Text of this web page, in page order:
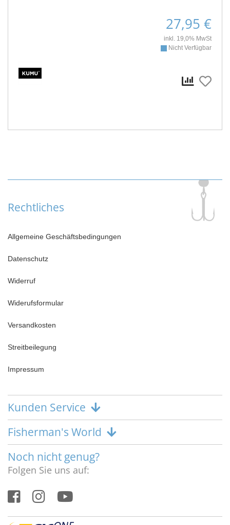
27,95 €
inkl. 19,0% MwSt
Nicht Verfügbar
Rechtliches
Allgemeine Geschäftsbedingungen
Datenschutz
Widerruf
Widerufsformular
Versandkosten
Streitbeilegung
Impressum
Kunden Service
Fisherman's World
Noch nicht genug?
Folgen Sie uns auf: